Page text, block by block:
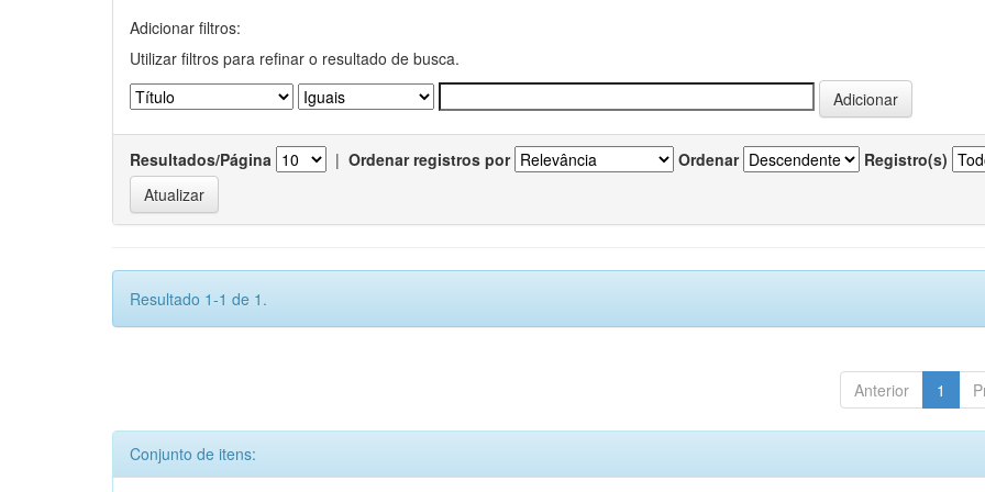
Adicionar filtros:
Utilizar filtros para refinar o resultado de busca.
Resultados/Página | Ordenar registros por Ordenar Registro(s)
Resultado 1-1 de 1.
Anterior 1
Conjunto de itens: